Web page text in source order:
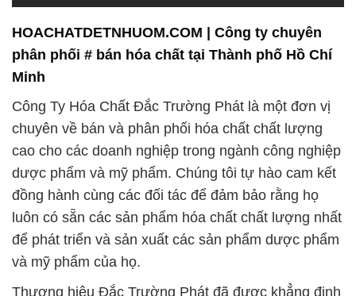
luôn có sẵn các sản phẩm hóa chất chất lượng nhất
để phát triển và sản xuất các sản phẩm dược phẩm
và mỹ phẩm của họ.
Thương hiệu Đắc Trường Phát đã được khẳng định
với uy tín vượt trội trên thị trường. Chúng tôi không
ngừng nỗ lực để duy trì và nâng cao chất lượng sản
phẩm, từ đó giúp các doanh nghiệp đối tác của
chúng tôi thành công và phát triển bền vững.
Với tầm nhìn và cam kết về chất lượng, Công ty
Hóa Chất Đắc Trường Phát tiếp tục phát triển và
khẳng định vị trí của mình như một đối tác đáng tin
cậy trong lĩnh vực cung cấp hóa chất công nghiệp.